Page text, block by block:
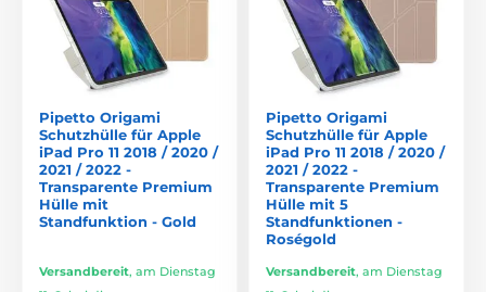
Pipetto Origami
Schutzhülle für Apple
iPad Pro 11 2018 / 2020 /
2021 / 2022 -
Transparente Premium
Hülle mit
Standfunktion - Gold
Versandbereit, am Dienstag
Pipetto Origami
Schutzhülle für Apple
iPad Pro 11 2018 / 2020 /
2021 / 2022 -
Transparente Premium
Hülle mit 5
Standfunktionen -
Roségold
Versandbereit, am Dienstag